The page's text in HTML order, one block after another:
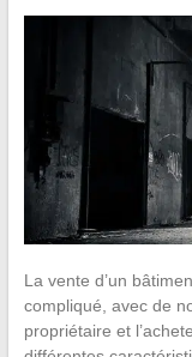
La vente d’un
compliqué, avec de
propriétaire et